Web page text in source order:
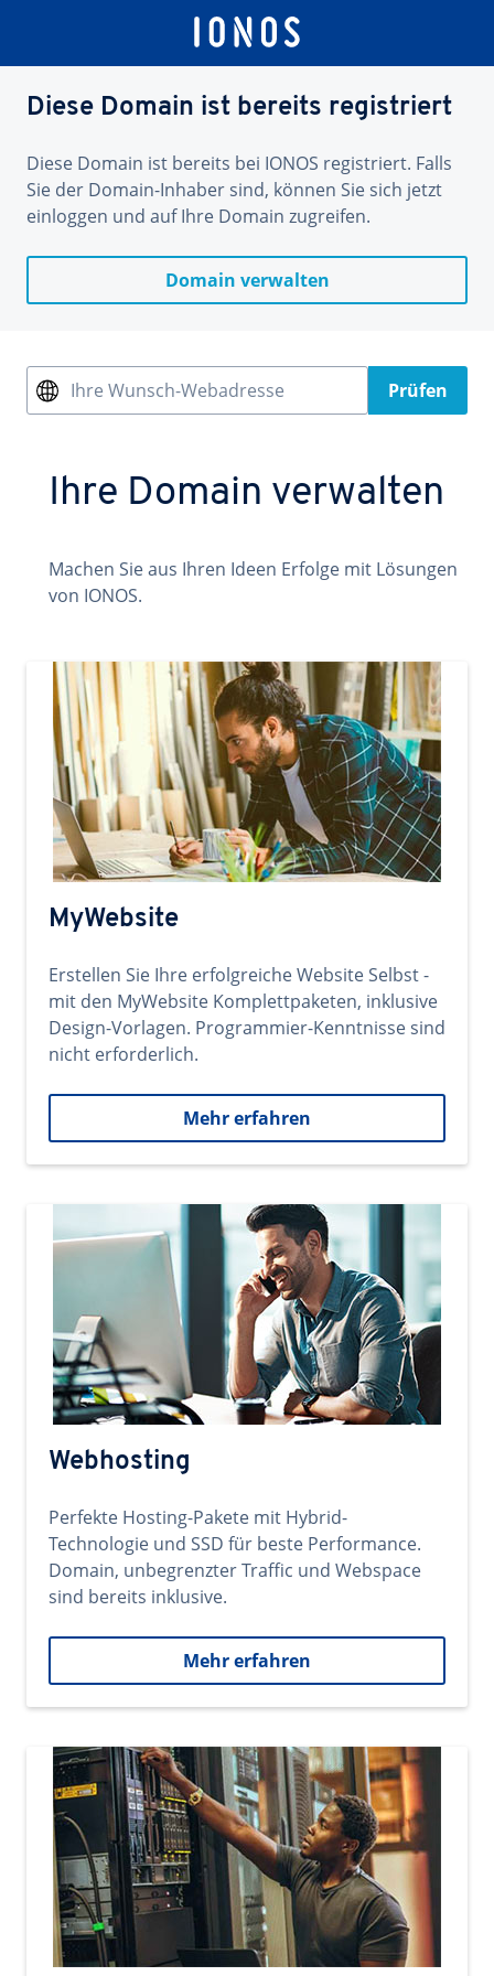
Diese Domain ist bereits registriert
Diese Domain ist bereits bei IONOS registriert. Falls
Sie der Domain-Inhaber sind, können Sie sich jetzt
einloggen und auf Ihre Domain zugreifen.
Domain verwalten
Ihre Wunsch-Webadresse Prüfen
Ihre Domain verwalten
Machen Sie aus Ihren Ideen Erfolge mit Lösungen
von IONOS.
MyWebsite
Erstellen Sie Ihre erfolgreiche Website Selbst -
mit den MyWebsite Komplettpaketen, inklusive
Design-Vorlagen. Programmier-Kenntnisse sind
nicht erforderlich.
Mehr erfahren
Webhosting
Perfekte Hosting-Pakete mit Hybrid-
Technologie und SSD für beste Performance.
Domain, unbegrenzter Traffic und Webspace
sind bereits inklusive.
Mehr erfahren